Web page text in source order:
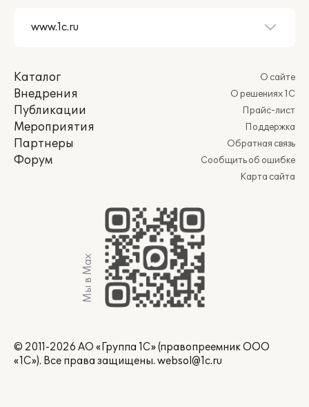
Каталог
Внедрения
Публикации
Мероприятия
Партнеры
Форум
О сайте
О решениях 1С
Прайс-лист
Поддержка
Обратная связь
Сообщить об ошибке
Карта сайта
Мы в Max
© 2011-2026 АО «Группа 1С» (правопреемник ООО
«1С»). Все права защищены. websol@1c.ru